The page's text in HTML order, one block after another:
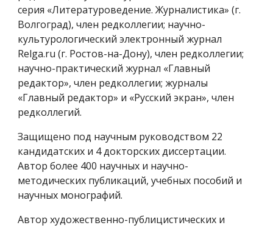
серия «Литературоведение. Журналистика» (г.
Волгоград), член редколлегии; научно-
культурологический электронный журнал
Relga.ru (г. Ростов-на-Дону), член редколлегии;
научно-практический журнал «Главный
редактор», член редколлегии; журналы
«Главный редактор» и «Русский экран», член
редколлегий.
Защищено под научным руководством 22
кандидатских и 4 докторских диссертации.
Автор более 400 научных и научно-
методических публикаций, учебных пособий и
научных монографий.
Автор художественно-публицистических и